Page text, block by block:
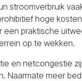
stroomverbruik
hoge
een praktische
op te wekken.
en netcongestie
Naarmate meer